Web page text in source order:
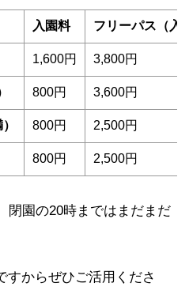
入園料 フリーパス（入
1,600円 3,800円
800円 3,600円
800円 2,500円
800円 2,500円
閉園の20時まではまだまだ
すからぜひご活用くださ